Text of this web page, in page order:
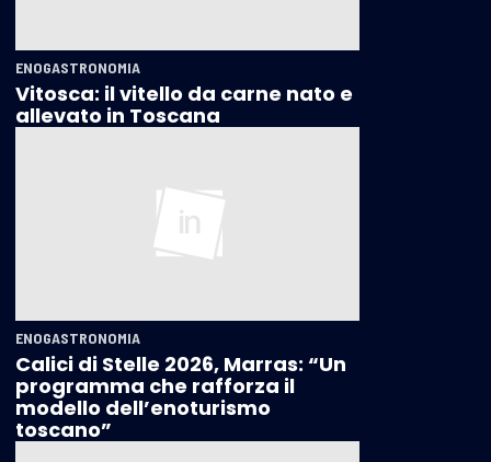
ENOGASTRONOMIA
Vitosca: il vitello da carne nato e
allevato in Toscana
ENOGASTRONOMIA
Calici di Stelle 2026, Marras: “Un
programma che rafforza il
modello dell’enoturismo
toscano”